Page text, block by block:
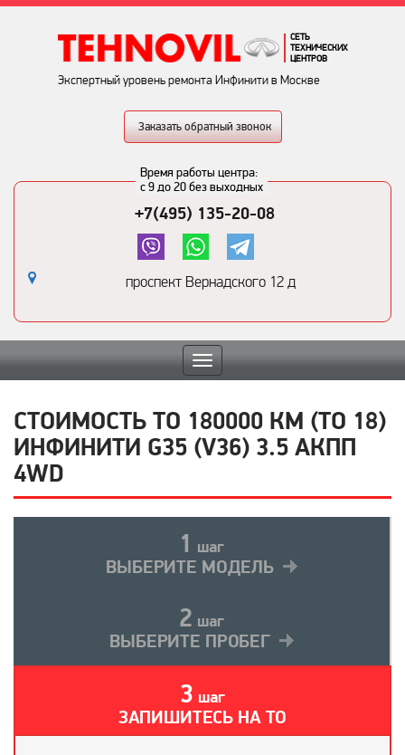
СЕТЬ
ТЕХНИЧЕСКИХ
ЦЕНТРОВ
Экспертный уровень ремонта Инфинити в Москве
Заказать обратный звонок
Время работы центра:
с 9 до 20 без выходных
+7(495) 135-20-08
проспект Вернадского 12 д
Toggle
navigation
СТОИМОСТЬ ТО 180000 КМ (ТО 18)
ИНФИНИТИ G35 (V36) 3.5 АКПП
4WD
1 шаг
ВЫБЕРИТЕ МОДЕЛЬ
2 шаг
ВЫБЕРИТЕ ПРОБЕГ
3 шаг
ЗАПИШИТЕСЬ НА ТО